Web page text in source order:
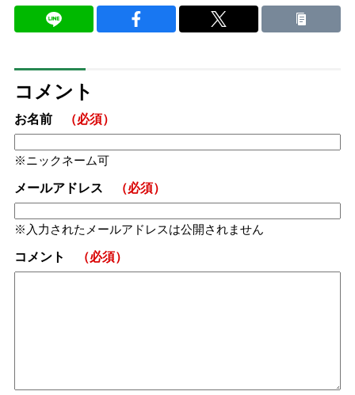
コメント
お名前 （必須）
ニックネーム可
メールアドレス （必須）
入力されたメールアドレスは公開されません
コメント （必須）